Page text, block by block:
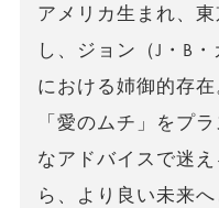
アメリカ生まれ、
し、ジョン（J・B
における姉御的存
「愛のムチ」をプ
なアドバイスで迷
ら、より良い未来